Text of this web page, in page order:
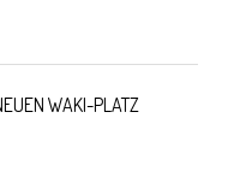
WAKI-PLATZ